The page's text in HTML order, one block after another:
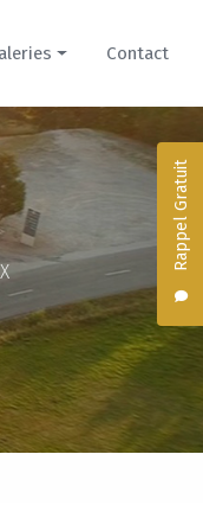
Rappel Gratuit
Domaine
pour mariage
mariage
Contact